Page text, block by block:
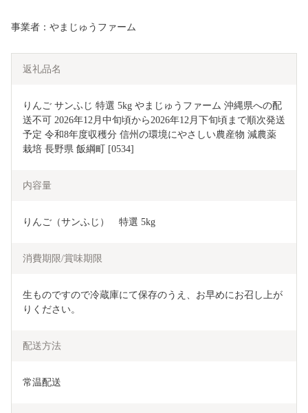
事業者：やまじゅうファーム
返礼品名
りんご サンふじ 特選 5kg やまじゅうファーム 沖縄県への配
送不可 2026年12月中旬頃から2026年12月下旬頃まで順次発送
予定 令和8年度収穫分 信州の環境にやさしい農産物 減農薬
栽培 長野県 飯綱町 [0534]
内容量
りんご（サンふじ）　特選 5kg
消費期限/賞味期限
生ものですので冷蔵庫にて保存のうえ、お早めにお召し上が
りください。
配送方法
常温配送